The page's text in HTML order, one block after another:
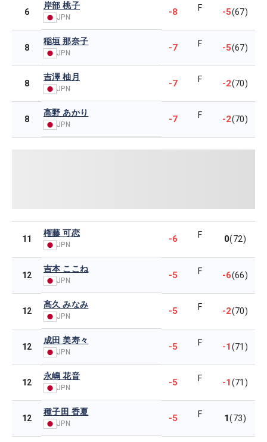
6
岸部 桃子
JPN -8 F -5(67)
8
稲垣 那奈子
JPN -7 F -5(67)
8
吉澤 柚月
JPN -7 F -2(70)
8
高野 あかり
JPN -7 F -2(70)
11
権藤 可恋
JPN
-6 F 0(72)
12
吉本 ここね
JPN -5 F -6(66)
12
髙久 みなみ
JPN -5 F -2(70)
12
成田 美寿々
JPN -5 F -1(71)
12
永嶋 花音
JPN -5 F -1(71)
12
種子田 香夏
JPN -5 F 1(73)